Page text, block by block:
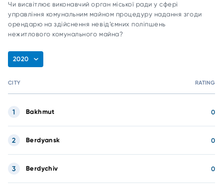
Чи висвітлює виконавчий орган міської ради у сфері
управління комунальним майном процедуру надання згоди
орендарю на здійснення невід’ємних поліпшень
нежитлового комунального майна?
2020
CITY RATING
Bakhmut 0
1
Berdyansk 0
2
Berdychiv 0
3